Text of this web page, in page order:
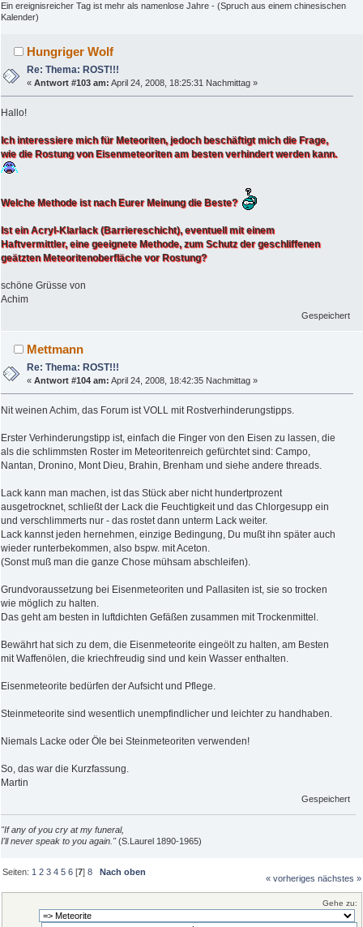
Ein ereignisreicher Tag ist mehr als namenlose Jahre - (Spruch aus einem chinesischen
Kalender)
Hungriger Wolf
Re: Thema: ROST!!!
«Antwort #103 am: April 24, 2008, 18:25:31 Nachmittag »
Hallo!
Ich interessiere mich für Meteoriten, jedoch beschäftigt mich die Frage,
wie die Rostung von Eisenmeteoriten am besten verhindert werden kann.
Welche Methode ist nach Eurer Meinung die Beste?
Ist ein Acryl-Klarlack (Barriereschicht), eventuell mit einem
Haftvermittler, eine geeignete Methode, zum Schutz der geschliffenen
geätzten Meteoritenoberfläche vor Rostung?
schöne Grüsse von
Achim
Gespeichert
Mettmann
Re: Thema: ROST!!!
«Antwort #104 am: April 24, 2008, 18:42:35 Nachmittag »
Nit weinen Achim, das Forum ist VOLL mit Rostverhinderungstipps.
Erster Verhinderungstipp ist, einfach die Finger von den Eisen zu lassen, die
als die schlimmsten Roster im Meteoritenreich gefürchtet sind: Campo,
Nantan, Dronino, Mont Dieu, Brahin, Brenham und siehe andere threads.
Lack kann man machen, ist das Stück aber nicht hundertprozent
ausgetrocknet, schließt der Lack die Feuchtigkeit und das Chlorgesupp ein
und verschlimmerts nur - das rostet dann unterm Lack weiter.
Lack kannst jeden hernehmen, einzige Bedingung, Du mußt ihn später auch
wieder runterbekommen, also bspw. mit Aceton.
(Sonst muß man die ganze Chose mühsam abschleifen).
Grundvoraussetzung bei Eisenmeteoriten und Pallasiten ist, sie so trocken
wie möglich zu halten.
Das geht am besten in luftdichten Gefäßen zusammen mit Trockenmittel.
Bewährt hat sich zu dem, die Eisenmeteorite eingeölt zu halten, am Besten
mit Waffenölen, die kriechfreudig sind und kein Wasser enthalten.
Eisenmeteorite bedürfen der Aufsicht und Pflege.
Steinmeteorite sind wesentlich unempfindlicher und leichter zu handhaben.
Niemals Lacke oder Öle bei Steinmeteoriten verwenden!
So, das war die Kurzfassung.
Martin
Gespeichert
"If any of you cry at my funeral,
I'll never speak to you again."(S.Laurel 1890-1965)
Seiten: 1 2 3 4 5 6 [7]8 Nach oben
« vorheriges nächstes »
Gehe zu: